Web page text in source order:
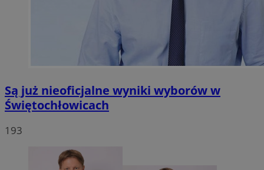
Są już nieoficjalne wyniki wyborów w
Świętochłowicach
193